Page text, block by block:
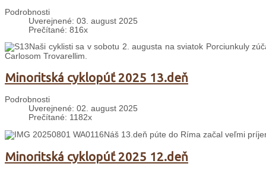
Podrobnosti
Uverejnené: 03. august 2025
Prečítané: 816x
Naši cyklisti sa v sobotu 2. augusta na sviatok Porciunkuly
Carlosom Trovarellim.
Minoritská cyklopúť 2025 13.deň
Podrobnosti
Uverejnené: 02. august 2025
Prečítané: 1182x
Náš 13.deň púte do Ríma začal veľmi
Minoritská cyklopúť 2025 12.deň